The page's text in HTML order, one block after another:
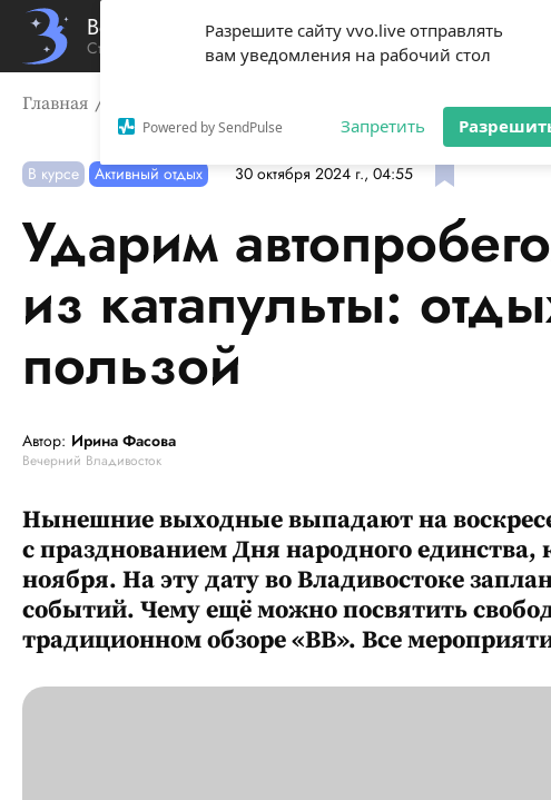
Разрешите сайту vvo.live отправлять
вам уведомления на рабочий стол
Powered by SendPulse Запретить
Вечерний Владивосток
Стиль жизни твоего города
Главная Ударим автопробегом, постреляем из
В курсе Активный отдых 30 октября 2024 г., 04:55
Ударим
из катапульты:
пользой
Автор: Ирина Фасова
Вечерний Владивосток
Нынешние выходные выпадают на
с празднованием Дня народного
ноября. На эту дату во Владивостоке
событий. Чему ещё можно посвятить
традиционном обзоре «ВВ». Все